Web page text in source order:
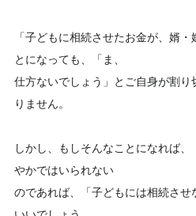
「子どもに相続させたお金が、婿
とになっても、「ま、
仕方ないでしょう」とご自身が割
りません。
しかし、もしそんなことになれば
やかではいられない
のであれば、「子どもには相続さ